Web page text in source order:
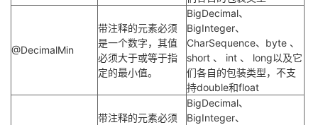
@DecimalMin
带注释的元素必须
是一个数字，其值
必须大于或等于指
定的最小值。
BigDecimal、
BigInteger、
CharSequence、byte 、
short 、 int 、 long以及它
们各自的包装类型，不支
持double和float
带注释的元素必须
BigDecimal、
BigInteger、